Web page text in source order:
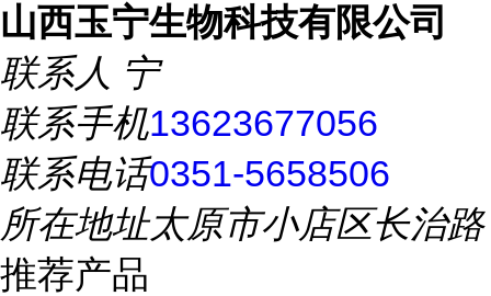
山西玉宁生物科技有限公司
联系人 宁
联系手机13623677056
联系电话0351-5658506
所在地址太原市小店区长治路
推荐产品